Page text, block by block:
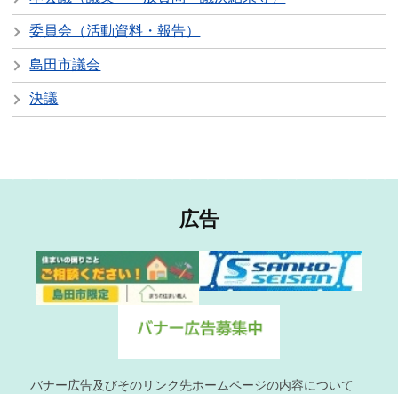
委員会（活動資料・報告）
島田市議会
決議
広告
バナー広告及びそのリンク先ホームページの内容について